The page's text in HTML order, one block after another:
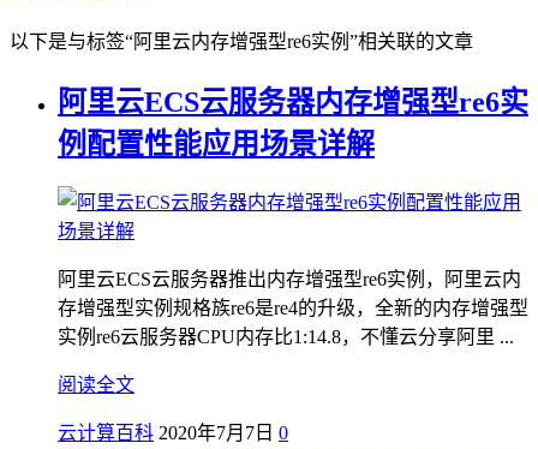
以下是与标签“阿里云内存增强型re6实例”相关联的文章
阿里云ECS云服务器内存增强型re6实
例配置性能应用场景详解
阿里云ECS云服务器推出内存增强型re6实例，阿里云内
存增强型实例规格族re6是re4的升级，全新的内存增强型
实例re6云服务器CPU内存比1:14.8，不懂云分享阿里 ...
阅读全文
云计算百科 2020年7月7日 0